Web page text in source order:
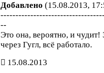
Добавлено (15.08.2013,
--
Это она, вероятно, и чудит!
через Гугл, всё работало.
15.08.2013